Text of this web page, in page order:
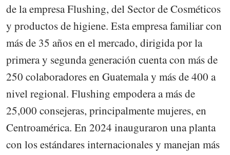
de la empresa Flushing, del Sector de Cosméticos
y productos de higiene. Esta empresa familiar con
más de 35 años en el mercado, dirigida por la
primera y segunda generación cuenta con más de
250 colaboradores en Guatemala y más de 400 a
nivel regional. Flushing empodera a más de
25,000 consejeras, principalmente mujeres, en
Centroamérica. En 2024 inauguraron una planta
con los estándares internacionales y manejan más